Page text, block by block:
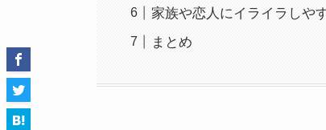
家族や恋人にイライラしや
まとめ